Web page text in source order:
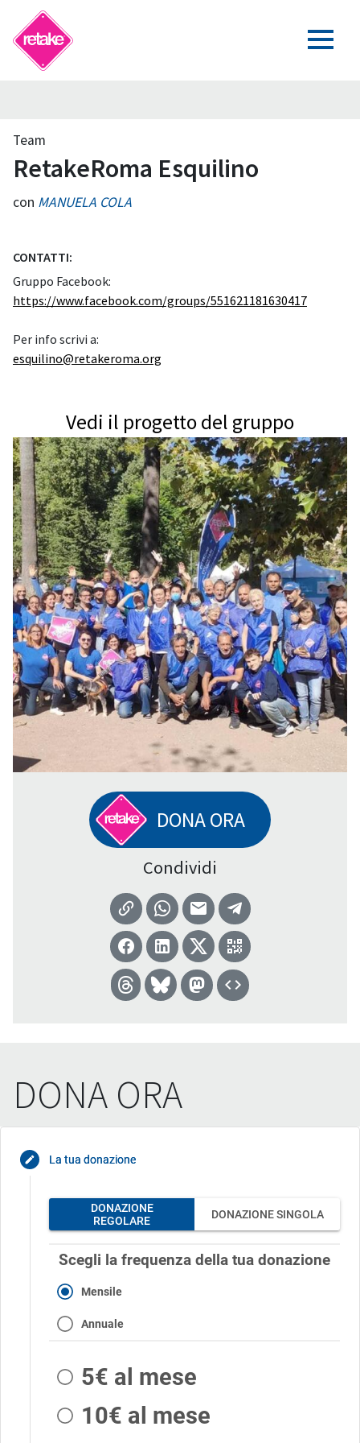
Team
RetakeRoma Esquilino
con MANUELA COLA
CONTATTI:
Gruppo Facebook:
https://www.facebook.com/groups/551621181630417
Per info scrivi a:
esquilino@retakeroma.org
Vedi il progetto del gruppo
DONA ORA
Condividi
DONA ORA